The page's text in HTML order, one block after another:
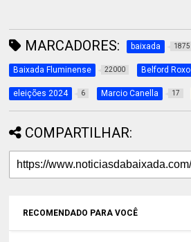
MARCADORES: baixada 1875
Baixada Fluminense 22000 Belford Roxo
eleições 2024 6 Marcio Canella 17
COMPARTILHAR:
RECOMENDADO PARA VOCÊ